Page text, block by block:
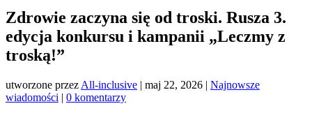
Zdrowie zaczyna się od troski. Rusza 3.
edycja konkursu i kampanii „Leczmy z
troską!”
utworzone przez All-inclusive | maj 22, 2026 | Najnowsze
wiadomości | 0 komentarzy